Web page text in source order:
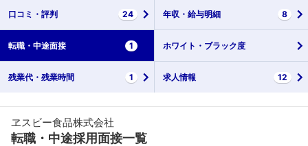
口コミ・ 評判 24 年収・ 給与明細 8
転職・ 中途面接 1 ホワイト・ ブラック度
残業代・ 残業時間 1 求人情報 12
ヱスビー食品株式会社
転職・中途採用面接一覧